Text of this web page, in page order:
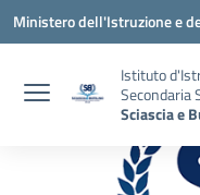
Vai ai contenuti
Vai al menu di navigazione
Vai al footer
Ministero dell'Istruzione e
Istituto
Secondaria
Sciascia e